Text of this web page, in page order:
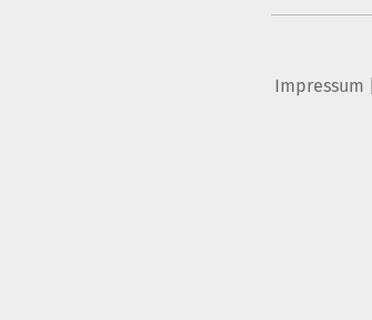
Impressum